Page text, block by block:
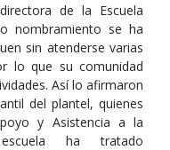
de la Escuela
nombramiento se ha
sin atenderse varias
lo que su comunidad
Así lo afirmaron
del plantel, quienes
y Asistencia a la
ha tratado